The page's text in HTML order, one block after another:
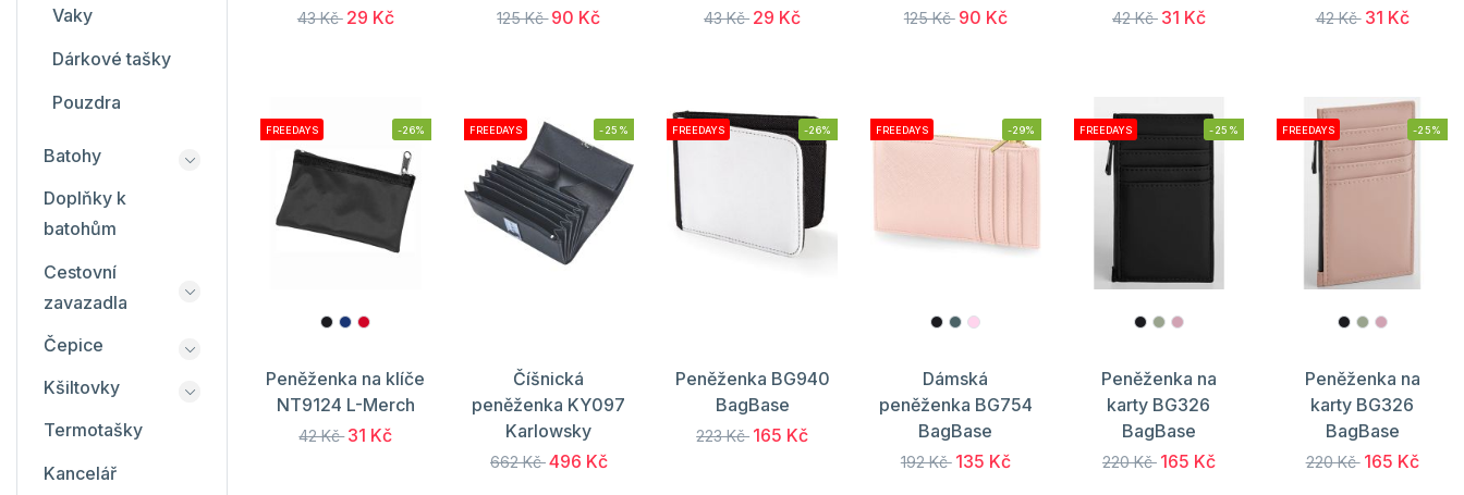
43 Kč 29 Kč 125 Kč 90 Kč 43 Kč 29 Kč 125 Kč 90 Kč 42 Kč 31 Kč 42 Kč 31 Kč
FREEDAYS -26%
Peněženka na klíče
NT9124 L-Merch
42 Kč 31 Kč
FREEDAYS -25%
Číšnická
peněženka KY097
Karlowsky
662 Kč496 Kč
FREEDAYS -26%
Peněženka BG940
BagBase
223 Kč 165 Kč
FREEDAYS -29%
Dámská
peněženka BG754
BagBase
192 Kč 135 Kč
FREEDAYS -25%
Peněženka na
karty BG326
BagBase
220 Kč 165 Kč
FREEDAYS -25%
Peněženka na
karty BG326
BagBase
220 Kč 165 Kč
Vaky
Dárkové tašky
Pouzdra
Batohy
Doplňky k
batohům
Cestovní
zavazadla
Čepice
Kšiltovky
Termotašky
Kancelář